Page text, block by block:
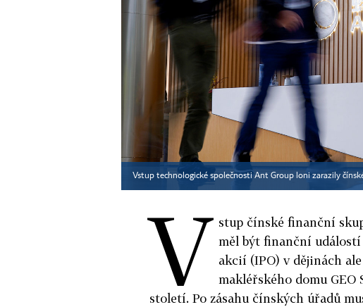
Vstup technologické společnosti Ant Group loni zarazily
V stup čínské finanční
měl být finanční
akcií (IPO) v dějinách
makléřského domu
století. Po zásahu čínských úřadů